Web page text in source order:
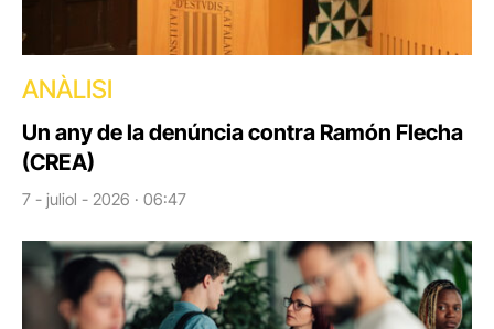
ANÀLISI
Un any de la denúncia contra Ramón Flecha
(CREA)
7 - juliol - 2026 · 06:47